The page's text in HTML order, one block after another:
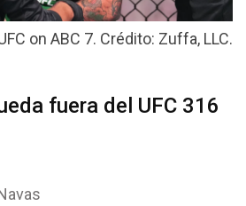
on ABC 7. Crédito: Zuffa, LLC.
fuera del UFC 316